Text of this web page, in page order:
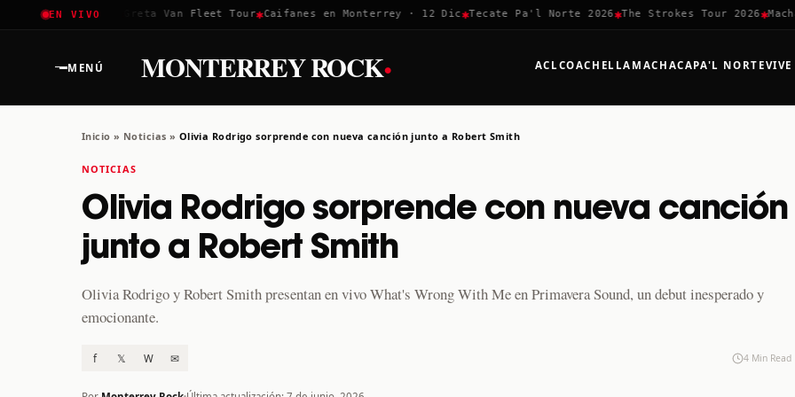
EN VIVO
Coachella 2026✱ Greta Van Fleet Tour✱Caifanes en Monterrey · 12 Dic ✱Tecate Pa'l Norte 2026✱The Strokes Tour 2026✱
MENÚ MONTERREY ROCK· ACLCOACHELLA MACHACAPA'L NORTE
Inicio » Noticias » Olivia Rodrigo sorprende con nueva canción junto a Robert Smith
NOTICIAS
Olivia Rodrigo sorprende con nueva canción
junto a Robert Smith
Olivia Rodrigo y Robert Smith presentan en vivo What's Wrong With Me en Primavera Sound, un debut inesperado y
emocionante.
f 𝕏 W ✉ 4 Min Read